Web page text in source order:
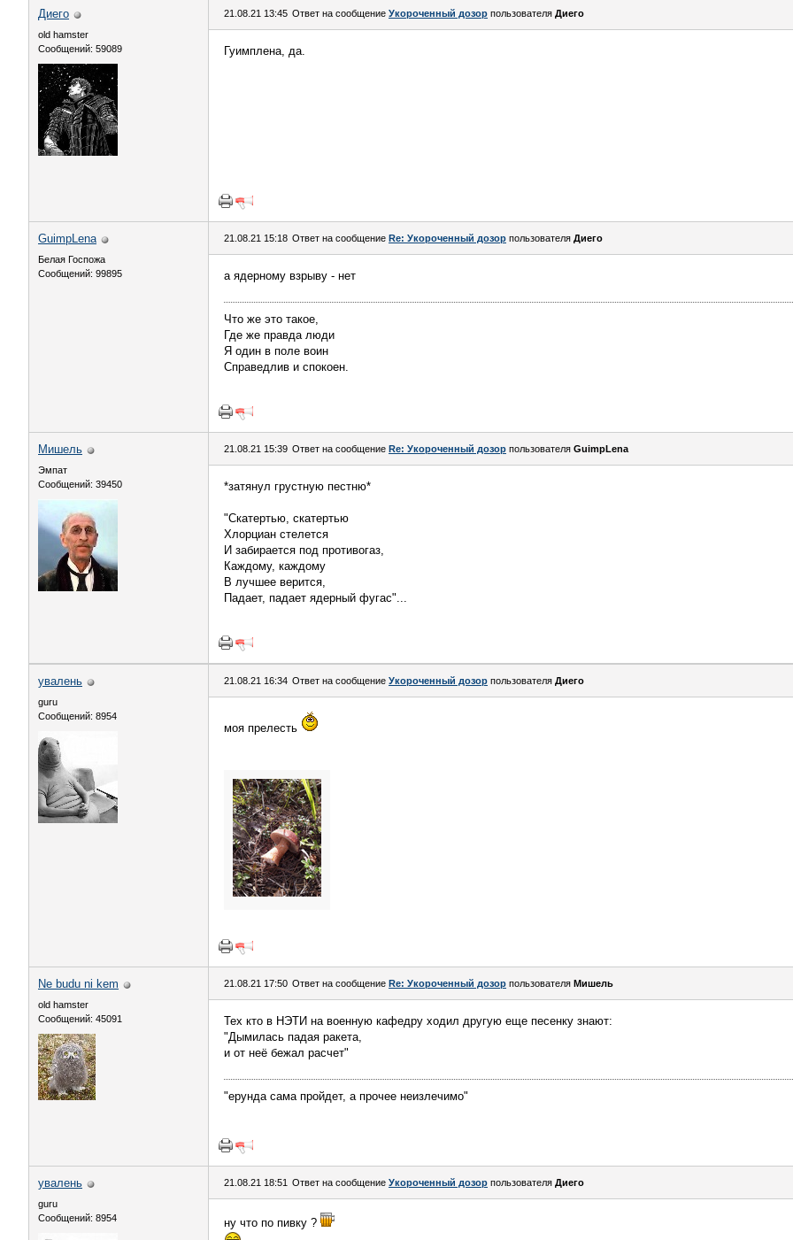
Диего
old hamster
Сообщений: 59089
21.08.21 13:45 Ответ на сообщение Укороченный дозор пользователя Диего
Гуимплена, да.
GuimpLena
Белая Госпожа
Сообщений: 99895
21.08.21 15:18 Ответ на сообщение Re: Укороченный дозор пользователя Диего
а ядерному взрыву - нет
Что же это такое,
Где же правда люди
Я один в поле воин
Справедлив и спокоен.
Мишель
Эмпат
Сообщений: 39450
21.08.21 15:39 Ответ на сообщение Re: Укороченный дозор пользователя GuimpLena
*затянул грустную пестню*
"Скатертью, скатертью
Хлорциан стелется
И забирается под противогаз,
Каждому, каждому
В лучшее верится,
Падает, падает ядерный фугас"...
увалень
guru
Сообщений: 8954
21.08.21 16:34 Ответ на сообщение Укороченный дозор пользователя Диего
моя прелесть
Ne budu ni kem
old hamster
Сообщений: 45091
21.08.21 17:50 Ответ на сообщение Re: Укороченный дозор пользователя Мишель
Тех кто в НЭТИ на военную кафедру ходил другую еще песенку знают:
"Дымилась падая ракета,
и от неё бежал расчет"
"ерунда сама пройдет, а прочее неизлечимо"
увалень
guru
Сообщений: 8954
21.08.21 18:51 Ответ на сообщение Укороченный дозор пользователя Диего
ну что по пивку ?